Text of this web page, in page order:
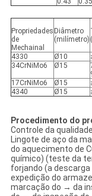
Propriedades
de
Mechainal
Diâmetro
(milímetro)
4330 Ø10
34CrNiMo6
Ø15
17CrNiMo6 Ø15
4340
Ø15
Procedimento do
Controle da
Lingote de aço da
do aquecimento de
químico) (teste da
forjando (a
expedição do
marcação do → da